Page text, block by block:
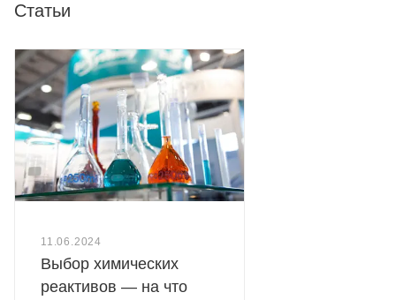
Статьи
11.06.2024
Выбор химических
реактивов — на что